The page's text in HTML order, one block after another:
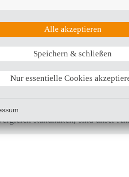
einen Beitrag zur
und überregional leisten.
mit den
regelmäßige
und ständige
Bestmögliche Therapieergebnisse
Einweiser und Behandlungspartner
standhalten, sind unser
Alle akzeptieren
Speichern & schließen
Nur essentielle Cookies